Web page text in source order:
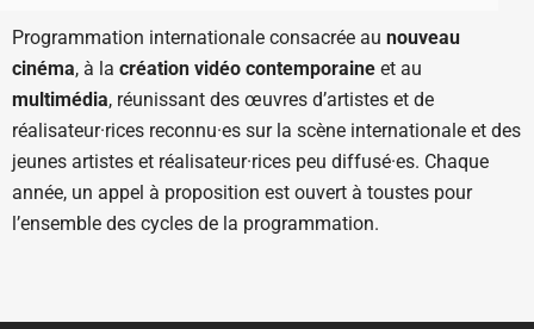
Programmation internationale consacrée au nouveau
cinéma, à la création vidéo contemporaine et au
multimédia, réunissant des œuvres d’artistes et de
réalisateur·rices reconnu·es sur la scène internationale et des
jeunes artistes et réalisateur·rices peu diffusé·es. Chaque
année, un appel à proposition est ouvert à toustes pour
l’ensemble des cycles de la programmation.